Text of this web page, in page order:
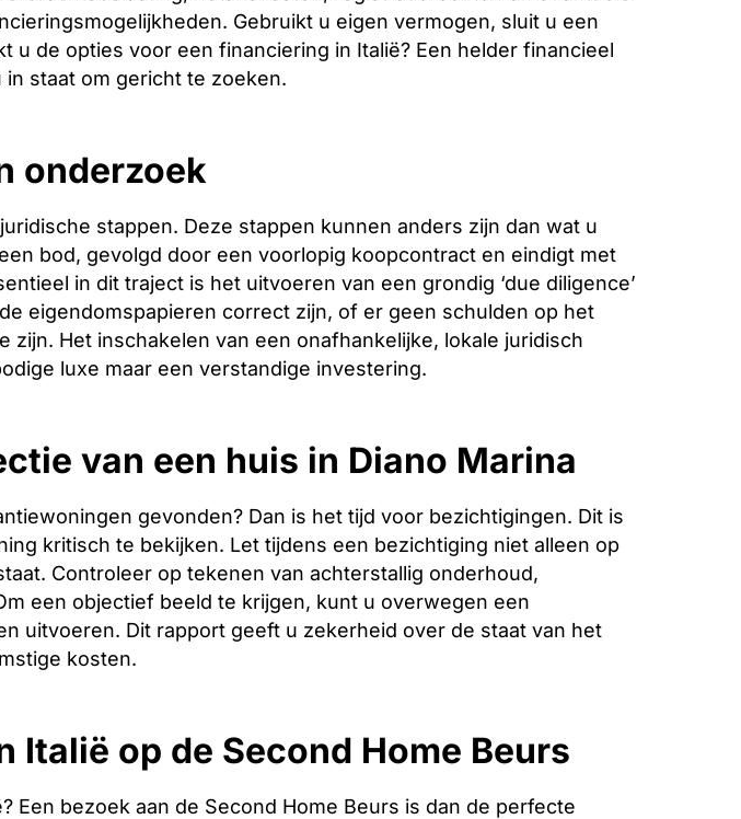
Gebruikt u eigen vermogen, sluit u een
u de opties voor een financiering in Italië? Een helder financieel
staat om gericht te zoeken.
onderzoek
stappen. Deze stappen kunnen anders zijn dan wat u
bod, gevolgd door een voorlopig koopcontract en eindigt met
in dit traject is het uitvoeren van een grondig ‘due diligence’
eigendomspapieren correct zijn, of er geen schulden op het
Het inschakelen van een onafhankelijke, lokale juridisch
luxe maar een verstandige investering.
van een huis in Diano Marina
gevonden? Dan is het tijd voor bezichtigingen. Dit is
kritisch te bekijken. Let tijdens een bezichtiging niet alleen op
Controleer op tekenen van achterstallig onderhoud,
een objectief beeld te krijgen, kunt u overwegen een
uitvoeren. Dit rapport geeft u zekerheid over de staat van het
kosten.
Italië op de Second Home Beurs
Een bezoek aan de Second Home Beurs is dan de perfecte